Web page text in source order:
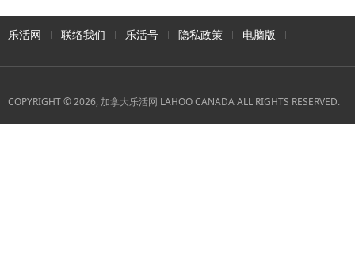
乐活网 联络我们 乐活号 隐私政策 电脑版
COPYRIGHT © 2026, 加拿大乐活网 LAHOO CANADA ALL RIGHTS RESERVED.